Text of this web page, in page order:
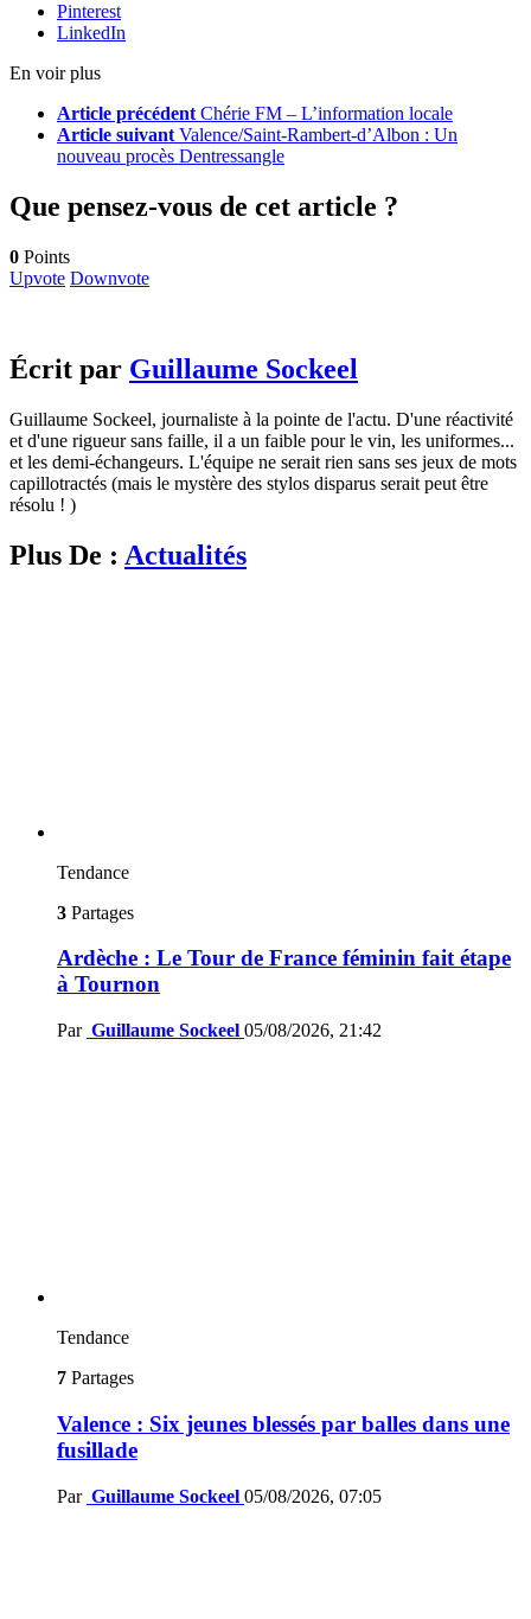
Pinterest
LinkedIn
En voir plus
Article précédent Chérie FM – L’information locale
Article suivant Valence/Saint-Rambert-d’Albon : Un
nouveau procès Dentressangle
Que pensez-vous de cet article ?
0 Points
Upvote Downvote
Écrit par Guillaume Sockeel
Guillaume Sockeel, journaliste à la pointe de l'actu. D'une réactivité
et d'une rigueur sans faille, il a un faible pour le vin, les uniformes...
et les demi-échangeurs. L'équipe ne serait rien sans ses jeux de mots
capillotractés (mais le mystère des stylos disparus serait peut être
résolu ! )
Plus De : Actualités
Tendance
3 Partages
Ardèche : Le Tour de France féminin fait étape
à Tournon
Par Guillaume Sockeel 05/08/2026, 21:42
Tendance
7 Partages
Valence : Six jeunes blessés par balles dans une
fusillade
Par Guillaume Sockeel 05/08/2026, 07:05